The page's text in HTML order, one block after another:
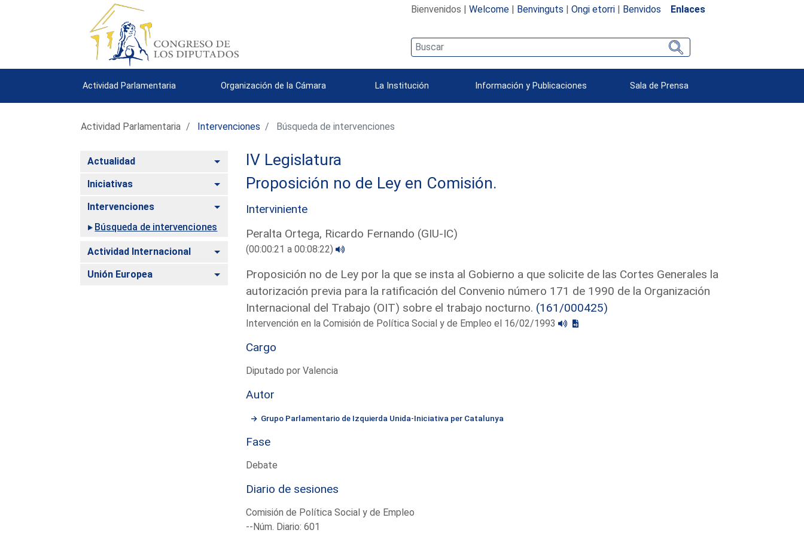
Bienvenidos | Welcome| Benvinguts | Ongi etorri| Benvidos Enlaces
Actividad Parlamentaria Organización de la Cámara La Institución Información y Publicaciones Sala de Prensa
Actividad Parlamentaria Intervenciones Búsqueda de intervenciones
Actualidad Alternar
Iniciativas Alternar
Intervenciones
Alternar
Búsqueda de intervenciones
Actividad Internacional Alternar
Unión Europea Alternar
IV Legislatura
Proposición no de Ley en Comisión.
Interviniente
Peralta Ortega, Ricardo Fernando (GIU-IC)
(00:00:21 a 00:08:22)
Proposición no de Ley por la que se insta al Gobierno a que solicite de las Cortes Generales la
autorización previa para la ratificación del Convenio número 171 de 1990 de la Organización
Internacional del Trabajo (OIT) sobre el trabajo nocturno. (161/000425)
Intervención en la Comisión de Política Social y de Empleo el 16/02/1993
Cargo
Diputado por Valencia
Autor
Grupo Parlamentario de Izquierda Unida-Iniciativa per Catalunya
Fase
Debate
Diario de sesiones
Comisión de Política Social y de Empleo
--Núm. Diario: 601